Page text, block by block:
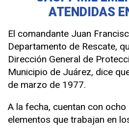
ATENDIDAS
El comandante Juan
Departamento de Rescate,
Dirección General de
Municipio de Juárez, dice
de marzo de 1977.
A la fecha, cuentan con ocho
elementos que trabajan en